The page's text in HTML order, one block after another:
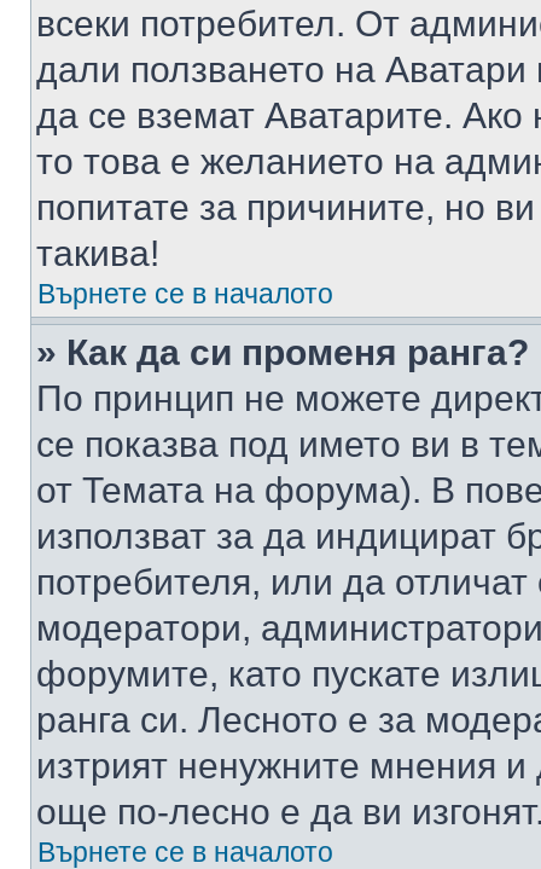
всеки потребител. От
дали ползването на
да се вземат Аватарите.
то това е желанието на
попитате за причините, но
такива!
Върнете се в началото
» Как да си променя ранга?
По принцип не можете
се показва под името ви в
от Темата на форума). В
използват за да индицират
потребителя, или да
модератори,
форумите, като пускате
ранга си. Лесното е за
изтрият ненужните мнения
още по-лесно е да ви
Върнете се в началото